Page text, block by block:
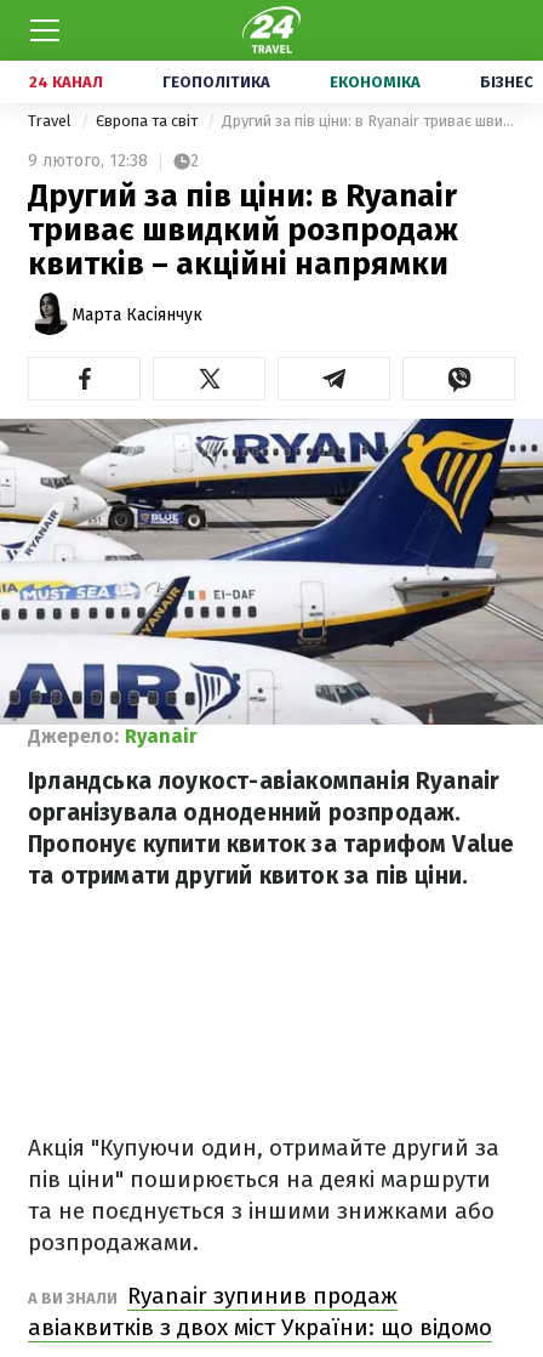
24 КАНАЛ ГЕОПОЛІТИКА ЕКОНОМІКА БІЗНЕС
Travel Європа та світ Другий за пів ціни: в Ryanair триває швидкий розпродаж квитків – акційні напрямки
9 лютого, 12:38 2
Другий за пів ціни: в Ryanair
триває швидкий розпродаж
квитків – акційні напрямки
Марта Касіянчук
Джерело: Ryanair
Ірландська лоукост-авіакомпанія Ryanair
організувала одноденний розпродаж.
Пропонує купити квиток за тарифом Value
та отримати другий квиток за пів ціни.
Акція "Купуючи один, отримайте другий за
пів ціни" поширюється на деякі маршрути
та не поєднується з іншими знижками або
розпродажами.
А ВИ ЗНАЛИ
Ryanair зупинив продаж
авіаквитків з двох міст України: що відомо